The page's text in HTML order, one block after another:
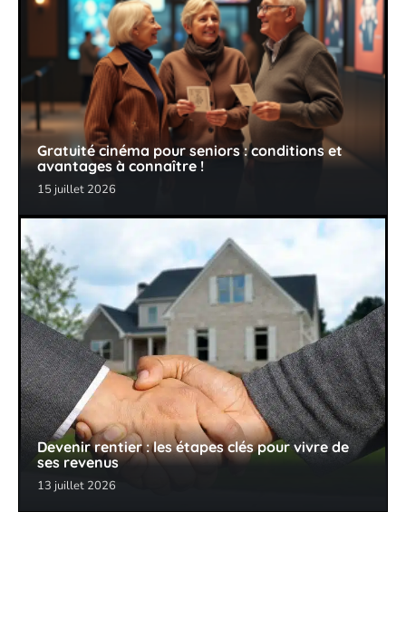
Gratuité cinéma pour seniors : conditions et
avantages à connaître !
15 juillet 2026
Devenir rentier : les étapes clés pour vivre de
ses revenus
13 juillet 2026